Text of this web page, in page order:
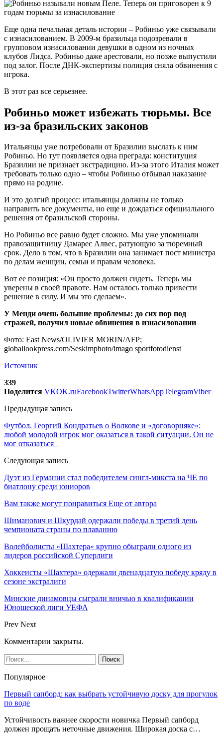
Еще одна печальная деталь истории – Робиньо уже связывали
с изнасилованием. В 2009-м бразильца подозревали в
групповом изнасиловании девушки в одном из ночных
клубов Лидса. Робиньо даже арестовали, но позже выпустили
под залог. После ДНК-экспертизы полиция сняла обвинения с
игрока.
В этот раз все серьезнее.
Робиньо может избежать тюрьмы. Все
из-за бразильских законов
Итальянцы уже потребовали от Бразилии выслать к ним
Робиньо. Но тут появляется одна преграда: конституция
Бразилии не признает экстрадицию. Из-за этого Италия может
требовать только одно – чтобы Робиньо отбывал наказание
прямо на родине.
И это долгий процесс: итальянцы должны не только
направить все документы, но еще и дождаться официального
решения от бразильской стороны.
Но Робиньо все равно будет сложно. Мы уже упоминали
правозащитницу Дамарес Алвес, ратующую за тюремный
срок. Дело в том, что в Бразилии она занимает пост министра
по делам женщин, семьи и правам человека.
Вот ее позиция: «Он просто должен сидеть. Теперь мы
уверены в своей правоте. Нам осталось только привести
решение в силу. И мы это сделаем».
У Менди очень большие проблемы: до сих пор под
стражей, получил новые обвинения в изнасиловании
Фото: East News/OLIVIER MORIN/AFP;
globallookpress.com/Seskimphoto/imago sportfotodienst
Источник
339
Поделится VKOK.ruFacebookTwitterWhatsAppTelegramViber
Предыдущая запись
Футбол. Георгий Кондратьев о Волкове и «договорняке»:
любой молодой игрок мог оказаться в такой ситуации. Он не
мог отказаться
Следующая запись
Дуэт из Германии стал победителем сингл-микста на ЧЕ по
биатлону среди юниоров
Вам также могут понравиться Еще от автора
Шиманович и Шкурдай одержали победы в третий день
чемпионата страны по плаванию
Волейболисты «Шахтера» крупно обыграли одного из
лидеров российской Суперлиги
Хоккеисты «Шахтера» одержали двенадцатую победу кряду в
сезоне экстралиги
Минские динамовцы сыграли вничью в квалификации
Юношеской лиги УЕФА
Prev Next
Комментарии закрыты.
Популярное
Первый сапборд: как выбрать устойчивую доску для прогулок
по воде
Устойчивость важнее скорости новичка Первый сапборд
должен прощать неточные движения. Широкая доска с…